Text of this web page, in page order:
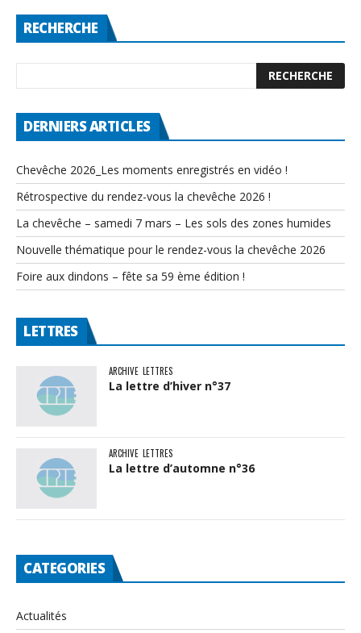
RECHERCHE
DERNIERS ARTICLES
Chevêche 2026_Les moments enregistrés en vidéo !
Rétrospective du rendez-vous la chevêche 2026 !
La chevêche – samedi 7 mars – Les sols des zones humides
Nouvelle thématique pour le rendez-vous la chevêche 2026
Foire aux dindons – fête sa 59 ème édition !
LETTRES
ARCHIVE LETTRES
La lettre d’hiver n°37
ARCHIVE LETTRES
La lettre d’automne n°36
CATEGORIES
Actualités